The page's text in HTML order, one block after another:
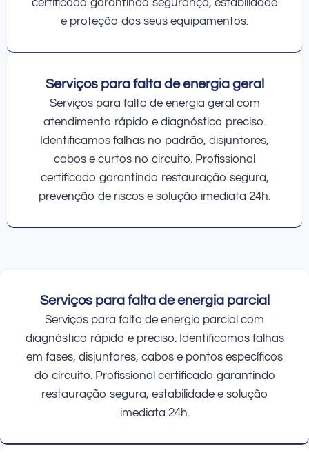
e proteção dos seus equipamentos.
Serviços para falta de energia geral
Serviços para falta de energia geral com
atendimento rápido e diagnóstico preciso.
Identificamos falhas no padrão, disjuntores,
cabos e curtos no circuito. Profissional
certificado garantindo restauração segura,
prevenção de riscos e solução imediata 24h.
Serviços para falta de energia parcial
Serviços para falta de energia parcial com
diagnóstico rápido e preciso. Identificamos falhas
em fases, disjuntores, cabos e pontos específicos
do circuito. Profissional certificado garantindo
restauração segura, estabilidade e solução
imediata 24h.